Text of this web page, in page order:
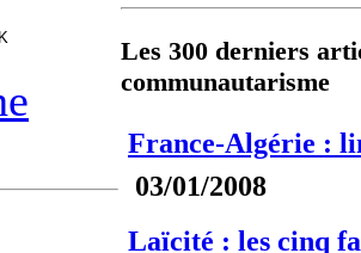
Les 300 derniers
communautarisme
France-Algérie :
03/01/2008
Laïcité : les cinq